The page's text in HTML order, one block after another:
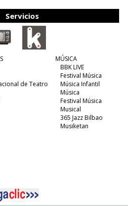
Servicios
de Teatro
MÚSICA
BBK LIVE
Festival Música
Música Infantil
Música
Festival Música
Musical
365 Jazz Bilbao
Musiketan